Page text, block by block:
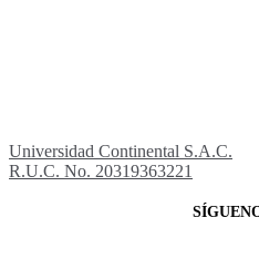
Universidad Continental S.A.C.
R.U.C. No. 20319363221